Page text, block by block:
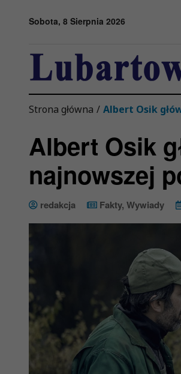
Sobota, 8 Sierpnia 2026
Strona główna / Albert Osik
Albert Osik
najnowszej
redakcja Fakty, Wywiady